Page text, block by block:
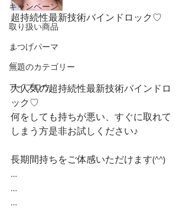
キャンペーン
取り扱い商品
まつげパーマ
無題のカテゴリー
アイブロウ
超持続性最新技術バインドロック♡
…
…
大人気の超持続性最新技術バインドロ
ック♡
何をしても持ちが悪い、すぐに取れて
しまう方是非お試しください♪
長期間持ちをご体感いただけます(^^)
…
…
…